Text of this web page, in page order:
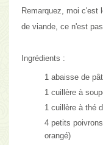
Remarquez, moi c'est
de viande, ce n'est
Ingrédients :
1 abaisse de
1 cuillère à
1 cuillère à thé
4 petits
orangé)